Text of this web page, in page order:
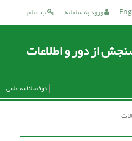
ثبت نام ورود به سامانه
از دور و اطلاعات
دوفصلنامه علمی